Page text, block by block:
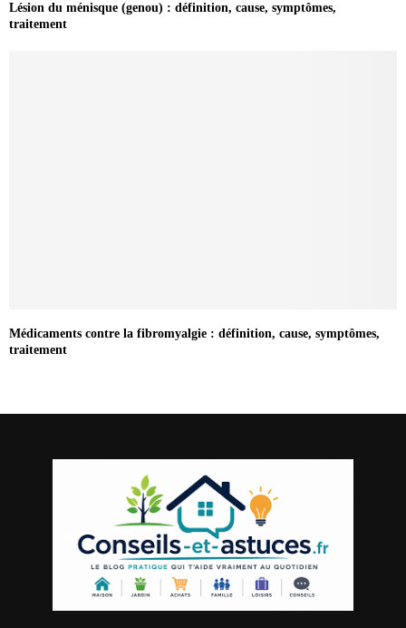
Lésion du ménisque (genou) : définition, cause, symptômes,
traitement
Médicaments contre la fibromyalgie : définition, cause, symptômes,
traitement